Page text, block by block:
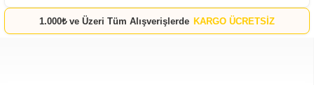
1.000₺ ve Üzeri Tüm Alışverişlerde KARGO ÜCRETSİZ